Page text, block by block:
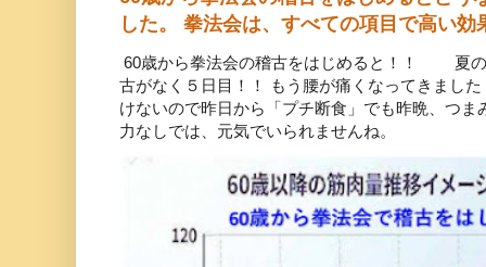
した。 拳法会は、すべての項目で高い効
60歳から拳法会の稽古をはじめると！！ 夏の
古がなく５日目！！ もう腰が痛くなってきまし
けないので昨日から「プチ断食」でも昨晩、
力なしでは、元気でいられませんね。